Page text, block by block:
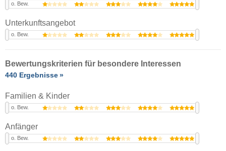
o. Bew.
Unterkunftsangebot
o. Bew.
Bewertungskriterien für besondere Interessen
440 Ergebnisse
Familien & Kinder
o. Bew.
Anfänger
o. Bew.